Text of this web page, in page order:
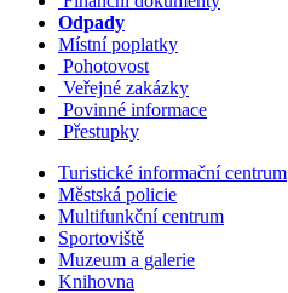
Odpady
Místní poplatky
Pohotovost
Veřejné zakázky
Povinné informace
Přestupky
Turistické informační centrum
Městská policie
Multifunkční centrum
Sportoviště
Muzeum a galerie
Knihovna